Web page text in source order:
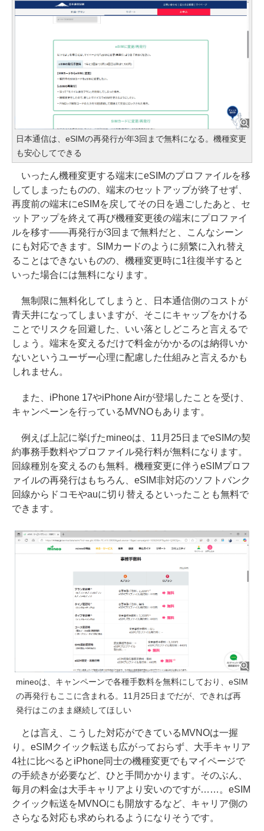
日本通信は、eSIMの再発行が年3回まで無料になる。機種変更
も安心してできる
いったん機種変更する端末にeSIMのプロファイルを移
してしまったものの、端末のセットアップが終了せず、
再度前の端末にeSIMを戻してその日を過ごしたあと、セ
ットアップを終えて再び機種変更後の端末にプロファイ
ルを移す――再発行が3回まで無料だと、こんなシーン
にも対応できます。SIMカードのように頻繁に入れ替え
ることはできないものの、機種変更時に1往復半すると
いった場合には無料になります。
無制限に無料化してしまうと、日本通信側のコストが
青天井になってしまいますが、そこにキャップをかける
ことでリスクを回避した、いい落としどころと言えるで
しょう。端末を変えるだけで料金がかかるのは納得いか
ないというユーザー心理に配慮した仕組みと言えるかも
しれません。
また、iPhone 17やiPhone Airが登場したことを受け、
キャンペーンを行っているMVNOもあります。
例えば上記に挙げたmineoは、11月25日までeSIMの契
約事務手数料やプロファイル発行料が無料になります。
回線種別を変えるのも無料。機種変更に伴うeSIMプロフ
ァイルの再発行はもちろん、eSIM非対応のソフトバンク
回線からドコモやauに切り替えるといったことも無料で
できます。
mineoは、キャンペーンで各種手数料を無料にしており、eSIM
の再発行もここに含まれる。11月25日までだが、できれば再
発行はこのまま継続してほしい
とは言え、こうした対応ができているMVNOは一握
り。eSIMクイック転送も広がっておらず、大手キャリア
4社に比べるとiPhone同士の機種変更でもマイページで
の手続きが必要など、ひと手間かかります。そのぶん、
毎月の料金は大手キャリアより安いのですが……。eSIM
クイック転送をMVNOにも開放するなど、キャリア側の
さらなる対応も求められるようになりそうです。